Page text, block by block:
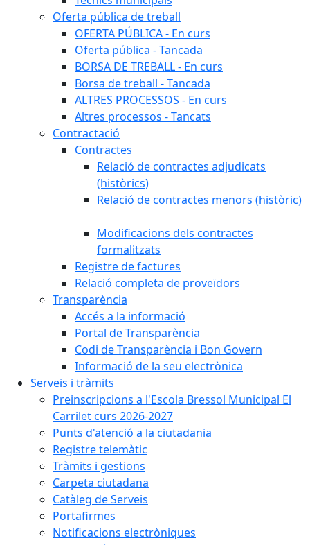
Oferta pública de treball
OFERTA PÚBLICA - En curs
Oferta pública - Tancada
BORSA DE TREBALL - En curs
Borsa de treball - Tancada
ALTRES PROCESSOS - En curs
Altres processos - Tancats
Contractació
Contractes
Relació de contractes adjudicats
(històrics)
Relació de contractes menors (històric)
Modificacions dels contractes
formalitzats
Registre de factures
Relació completa de proveïdors
Transparència
Accés a la informació
Portal de Transparència
Codi de Transparència i Bon Govern
Informació de la seu electrònica
Serveis i tràmits
Preinscripcions a l'Escola Bressol Municipal El
Carrilet curs 2026-2027
Punts d'atenció a la ciutadania
Registre telemàtic
Tràmits i gestions
Carpeta ciutadana
Catàleg de Serveis
Portafirmes
Notificacions electròniques